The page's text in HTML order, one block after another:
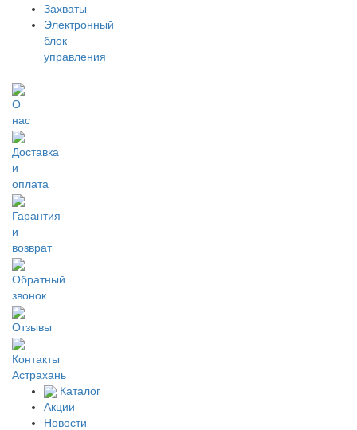
Захваты
Электронный
блок
управления
О
нас
Доставка
и
оплата
Гарантия
и
возврат
Обратный
звонок
Отзывы
Контакты
Астрахань
Каталог
Акции
Новости